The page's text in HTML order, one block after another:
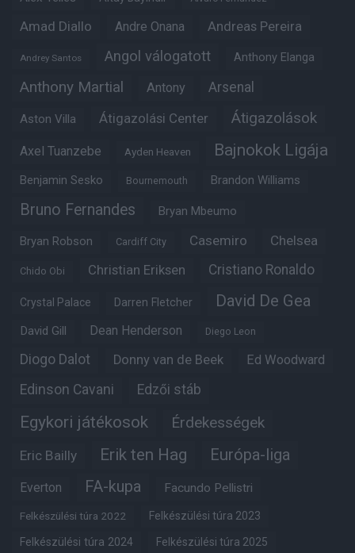
Amad Diallo Andre Onana Andreas Pereira
Andrey Santos Angol válogatott Anthony Elanga
Anthony Martial Antony Arsenal
Aston Villa Átigazolási Center Átigazolások
Axel Tuanzebe Ayden Heaven Bajnokok Ligája
Benjamin Sesko Bournemouth Brandon Williams
Bruno Fernandes Bryan Mbeumo
Bryan Robson Cardiff City Casemiro Chelsea
Chido Obi Christian Eriksen Cristiano Ronaldo
Crystal Palace Darren Fletcher David De Gea
David Gill Dean Henderson Diego Leon
Diogo Dalot Donny van de Beek Ed Woodward
Edinson Cavani Edzői stáb
Egykori játékosok Érdekességek
Eric Bailly Erik ten Hag Európa-liga
Everton FA-kupa Facundo Pellistri
Felkészülési túra 2022 Felkészülési túra 2023
Felkészülési túra 2024 Felkészülési túra 2025